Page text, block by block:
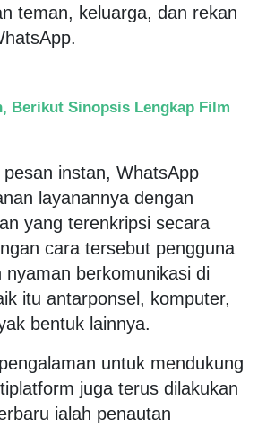
teman, keluarga, dan rekan
Berikut Sinopsis Lengkap Film
instan, WhatsApp
layanannya dengan
yang terenkripsi secara
cara tersebut pengguna
nyaman berkomunikasi di
itu antarponsel, komputer,
bentuk lainnya.
untuk mendukung
juga terus dilakukan
ialah penautan